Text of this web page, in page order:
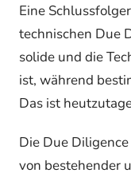
Eine
technischen Due
solide und die
ist, während
Das ist
Die Due
von bestehender